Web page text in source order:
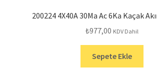
200224 4X40A 30Ma Ac 6Ka Kaçak
₺977,00 KDV Dahil
Sepete Ekle